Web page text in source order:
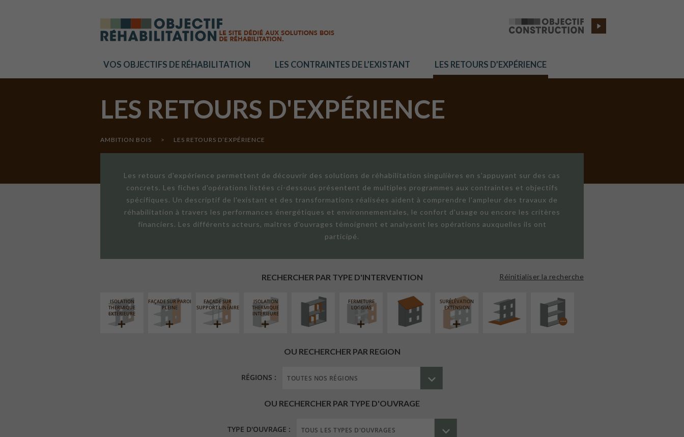
VOS OBJECTIFS DE RÉHABILITATION LES CONTRAINTES DE L’EXISTANT LES RETOURS D’EXPÉRIENCE
LES RETOURS D'EXPÉRIENCE
AMBITION BOIS > LES RETOURS D’EXPÉRIENCE
Les retours d'expérience permettent de découvrir des solutions de réhabilitation singulières en s'appuyant sur des cas
concrets. Les fiches d'opérations listées ci-dessous présentent de multiples programmes aux contraintes et objectifs
spécifiques. Un descriptif de l'existant et des transformations réalisées aident à comprendre l'ampleur des travaux de
réhabilitation à travers les performances énergétiques et environnementales, le confort d'usage ou encore les critères
financiers. Les différents acteurs, maîtres d'ouvrages témoignent et analysent les opérations auxquelles ils ont
participé.
RECHERCHER PAR TYPE D'INTERVENTION Réinitialiser la recherche
ISOLATION
THERMIQUE
EXTÉRIEURE
FAÇADE SUR PAROI
PLEINE
FAÇADE SUR
SUPPORT LINÉAIRE
ISOLATION
THERMIQUE
INTÉRIEURE
FERMETURE
LOGGIAS
SURÉLÉVATION
EXTENSION
OU RECHERCHER PAR REGION
RÉGIONS :
OU RECHERCHER PAR TYPE D'OUVRAGE
TYPE D'OUVRAGE :